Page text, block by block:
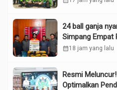
24 ball ganja
Simpang Empat
calendar_month18 jam yang lalu
Resmi
Optimalkan